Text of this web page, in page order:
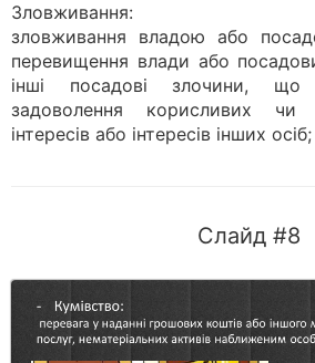
Зловживання:
зловживання владою або
перевищення влади або
інші посадові злочини, що
задоволення корисливих чи
інтересів або інтересів інших осіб;
Слайд #8